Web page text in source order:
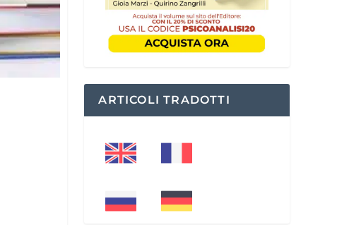
ARTICOLI TRADOTTI